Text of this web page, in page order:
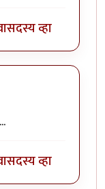
सदस्य व्हा
सदस्य व्हा